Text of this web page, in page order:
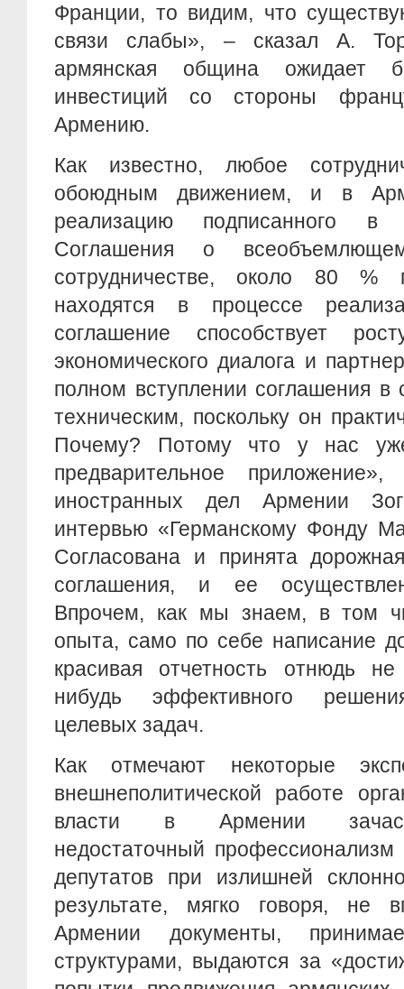
Франции, то видим, что
связи слабы», – сказал А.
армянская община ожидает
инвестиций со стороны
Армению.
Как известно, любое
обоюдным движением, и в
реализацию подписанного
Соглашения о
сотрудничестве, около 80 %
находятся в процессе
соглашение способствует
экономического диалога и
полном вступлении соглашения в
техническим, поскольку он
Почему? Потому что у нас
предварительное
иностранных дел Армении
интервью «Германскому Фонду
Согласована и принята
соглашения, и ее
Впрочем, как мы знаем, в том
опыта, само по себе написание
красивая отчетность отнюдь
нибудь эффективного
целевых задач.
Как отмечают некоторые
внешнеполитической работе
власти в Армении
недостаточный профессионализм
депутатов при излишней
результате, мягко говоря, не
Армении документы,
структурами, выдаются за